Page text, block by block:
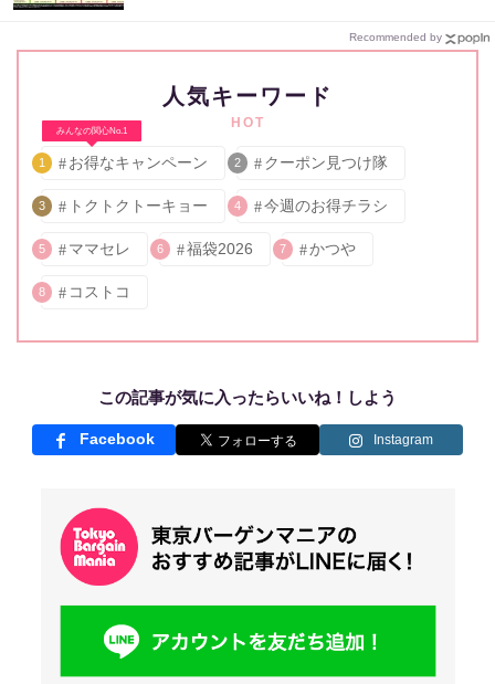
Recommended by
人気キーワード
HOT
みんなの関心No.1
1 お得なキャンペーン 2 クーポン見つけ隊
3 トクトクトーキョー 4 今週のお得チラシ
5 ママセレ 6 福袋2026 7 かつや
8 コストコ
この記事が気に入ったらいいね！しよう
Facebook Instagram